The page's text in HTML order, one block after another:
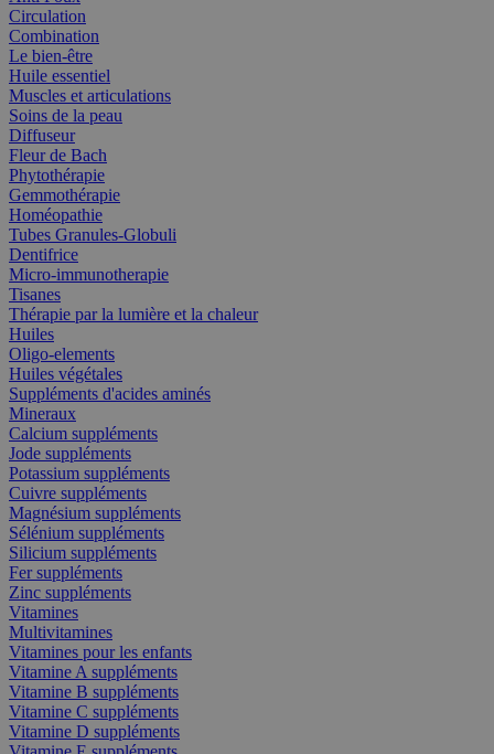
Circulation
Combination
Le bien-être
Huile essentiel
Muscles et articulations
Soins de la peau
Diffuseur
Fleur de Bach
Phytothérapie
Gemmothérapie
Homéopathie
Tubes Granules-Globuli
Dentifrice
Micro-immunotherapie
Tisanes
Thérapie par la lumière et la chaleur
Huiles
Oligo-elements
Huiles végétales
Suppléments d'acides aminés
Mineraux
Calcium suppléments
Jode suppléments
Potassium suppléments
Cuivre suppléments
Magnésium suppléments
Sélénium suppléments
Silicium suppléments
Fer suppléments
Zinc suppléments
Vitamines
Multivitamines
Vitamines pour les enfants
Vitamine A suppléments
Vitamine B suppléments
Vitamine C suppléments
Vitamine D suppléments